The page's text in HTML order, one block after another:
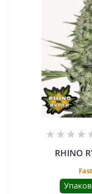
RHINO